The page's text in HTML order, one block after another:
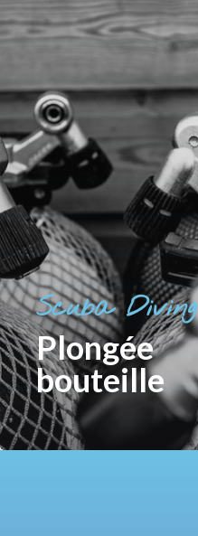
Scuba Diving
Plongée
bouteille